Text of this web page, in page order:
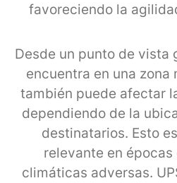
favoreciendo la
Desde un punto de vista
encuentra en una zona
también puede afectar
dependiendo de la
destinatarios. Esto
relevante en
climáticas adversas.